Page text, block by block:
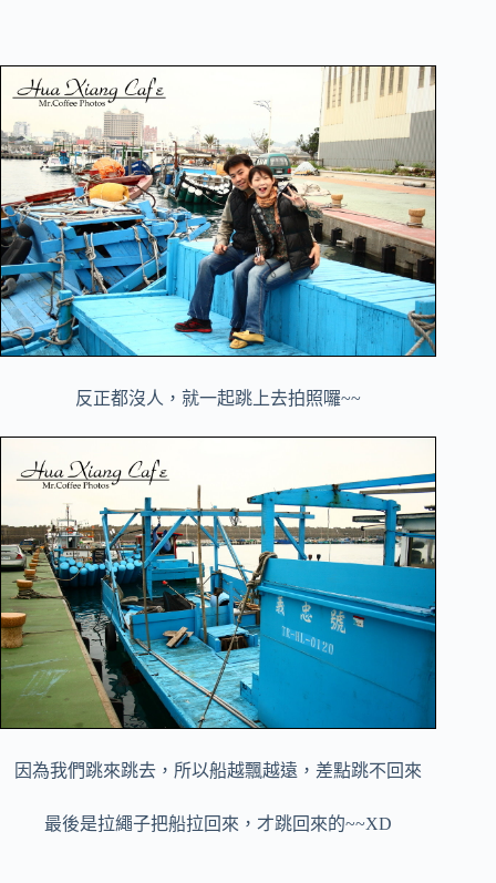
反正都沒人，就一起跳上去拍照囉~~
因為我們跳來跳去，所以船越飄越遠，差點跳不回來
最後是拉繩子把船拉回來，才跳回來的~~XD